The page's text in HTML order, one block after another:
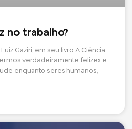
no trabalho?
Gaziri, em seu livro A Ciência
verdadeiramente felizes e
enquanto seres humanos,